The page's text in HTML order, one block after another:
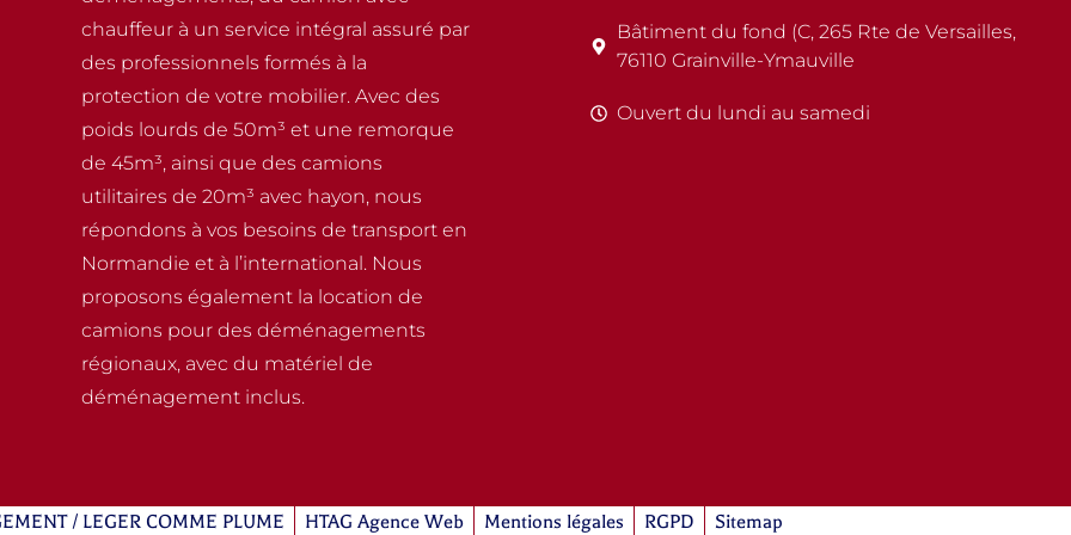
chauffeur à un service intégral assuré par
des professionnels formés à la
protection de votre mobilier. Avec des
poids lourds de 50m³ et une remorque
de 45m³, ainsi que des camions
utilitaires de 20m³ avec hayon, nous
répondons à vos besoins de transport en
Normandie et à l’international. Nous
proposons également la location de
camions pour des déménagements
régionaux, avec du matériel de
déménagement inclus.
Bâtiment du fond (C, 265 Rte de Versailles,
76110 Grainville-Ymauville
Ouvert du lundi au samedi
/ LEGER COMME PLUME HTAG Agence Web Mentions légales RGPD Sitemap